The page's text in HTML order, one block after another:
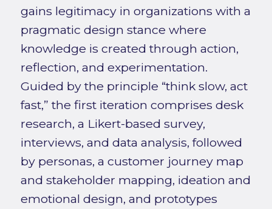
gains legitimacy in organizations with a
pragmatic design stance where
knowledge is created through action,
reflection, and experimentation.
Guided by the principle “think slow, act
fast,” the first iteration comprises desk
research, a Likert-based survey,
interviews, and data analysis, followed
by personas, a customer journey map
and stakeholder mapping, ideation and
emotional design, and prototypes